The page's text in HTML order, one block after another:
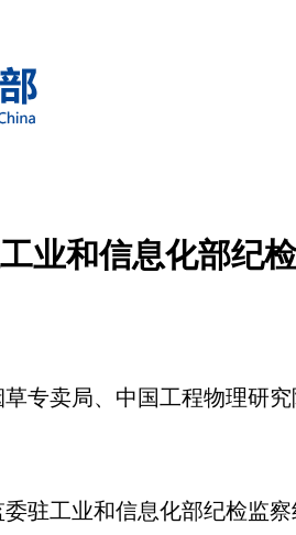
业和信息化部纪
专卖局、中国工程物理研
驻工业和信息化部纪检监察